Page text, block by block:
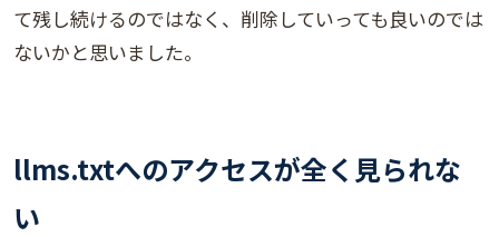
て残し続けるのではなく、削除していっても良いのでは
ないかと思いました。
llms.txtへのアクセスが全く見られな
い